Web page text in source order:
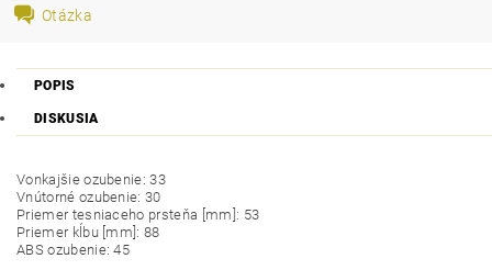
Otázka
POPIS
DISKUSIA
Vonkajšie ozubenie: 33
Vnútorné ozubenie: 30
Priemer tesniaceho prsteňa [mm]: 53
Priemer kĺbu [mm]: 88
ABS ozubenie: 45